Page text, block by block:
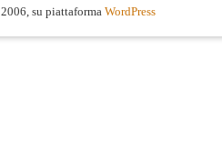
2006, su piattaforma WordPress